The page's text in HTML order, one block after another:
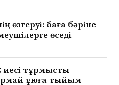
өзгеруі: баға бәріне
өседі
тұрмыстық
құюға тыйым